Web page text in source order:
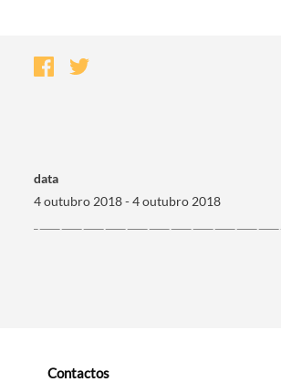
data
4 outubro 2018 - 4 outubro 2018
Contactos